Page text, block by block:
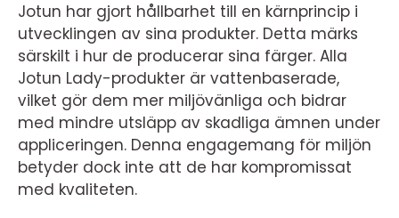
Jotun har gjort hållbarhet till en kärnprincip i
utvecklingen av sina produkter. Detta märks
särskilt i hur de producerar sina färger. Alla
Jotun Lady-produkter är vattenbaserade,
vilket gör dem mer miljövänliga och bidrar
med mindre utsläpp av skadliga ämnen under
appliceringen. Denna engagemang för miljön
betyder dock inte att de har kompromissat
med kvaliteten.